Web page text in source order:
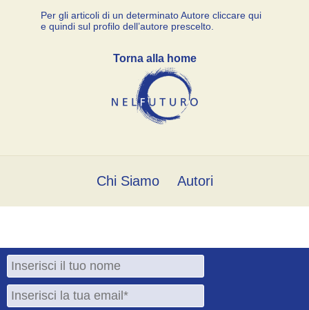
Per gli articoli di un determinato Autore cliccare qui
e quindi sul profilo dell’autore prescelto.
Torna alla home
Chi Siamo Autori